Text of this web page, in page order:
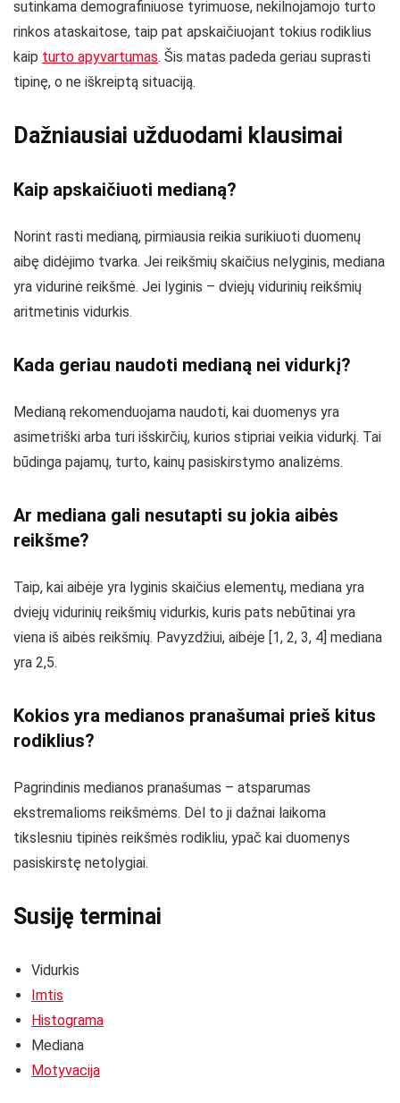
sutinkama demografiniuose tyrimuose, nekilnojamojo turto
rinkos ataskaitose, taip pat apskaičiuojant tokius rodiklius
kaip turto apyvartumas. Šis matas padeda geriau suprasti
tipinę, o ne iškreiptą situaciją.
Dažniausiai užduodami klausimai
Kaip apskaičiuoti medianą?
Norint rasti medianą, pirmiausia reikia surikiuoti duomenų
aibę didėjimo tvarka. Jei reikšmių skaičius nelyginis, mediana
yra vidurinė reikšmė. Jei lyginis – dviejų vidurinių reikšmių
aritmetinis vidurkis.
Kada geriau naudoti medianą nei vidurkį?
Medianą rekomenduojama naudoti, kai duomenys yra
asimetriški arba turi išskirčių, kurios stipriai veikia vidurkį. Tai
būdinga pajamų, turto, kainų pasiskirstymo analizėms.
Ar mediana gali nesutapti su jokia aibės
reikšme?
Taip, kai aibėje yra lyginis skaičius elementų, mediana yra
dviejų vidurinių reikšmių vidurkis, kuris pats nebūtinai yra
viena iš aibės reikšmių. Pavyzdžiui, aibėje [1, 2, 3, 4] mediana
yra 2,5.
Kokios yra medianos pranašumai prieš kitus
rodiklius?
Pagrindinis medianos pranašumas – atsparumas
ekstremalioms reikšmėms. Dėl to ji dažnai laikoma
tikslesniu tipinės reikšmės rodikliu, ypač kai duomenys
pasiskirstę netolygiai.
Susiję terminai
Vidurkis
Imtis
Histograma
Mediana
Motyvacija